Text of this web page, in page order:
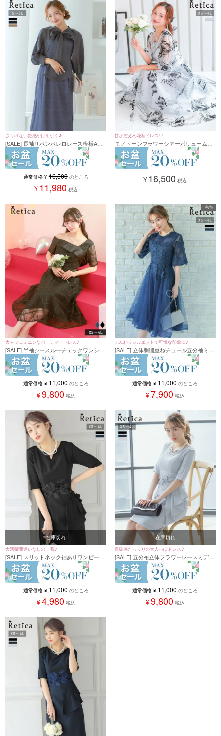
さりげない艶感が目を引く♪
[SALE] 長袖リボンボレロレース模様Aラ
インシルエットロング丈2ピースパーティ
ードレス 結婚式(Sサイズ～3Lサイズ)
通常価格 ¥ 16,500 のところ
¥ 11,980 税込
甘さ控えめ花柄ドレス♡
モノトーンフラワーシアーボリュームス
リーブフレアパーティードレス 二次会 発
表会(XSサイズ～4Lサイズ)
¥ 16,500 税込
大人フェミニンなパーティードレス♪
[SALE] 半袖シースルーチェックワンショ
ルダーミモレ丈フレアドレス (XSサイズ
～4Lサイズ)
通常価格 ¥ 11,000 のところ
¥9,800 税込
ふんわりシルエットで可憐な印象に♪
[SALE] 立体刺繍重ねチュール五分袖ミモ
レ丈ワンピースパーティードレス (XSサ
イズ～4Lサイズ)
完売
通常価格 ¥ 11,000 のところ
¥7,900 税込
在庫切れ
大活躍間違いなしの一着♪
[SALE] スリットネック袖ありワンピース
ミディアム丈パーティードレス (XSサイ
ズ～４Lサイズ)
通常価格 ¥ 11,000 のところ
¥4,980 税込
在庫切れ
高級感たっぷりの大人っぽドレス♪
[SALE] 五分袖立体フラワーレースミディ
アムパーティードレス (XSサイズ～4Lサ
イズ)
通常価格 ¥ 11,000 のところ
¥9,800 税込